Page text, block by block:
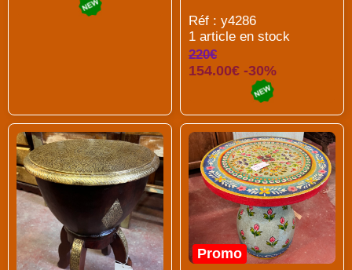
Réf : y4286
1 article en stock
220€
154.00€ -30%
Promo